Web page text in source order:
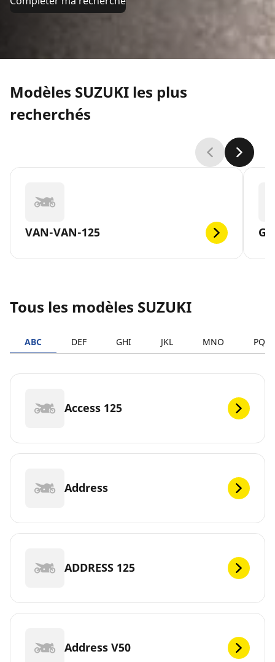
Modèles SUZUKI les plus
recherchés
VAN-VAN-125
Tous les modèles SUZUKI
ABC DEF GHI JKL MNO PQRS
Access 125
Address
ADDRESS 125
Address V50